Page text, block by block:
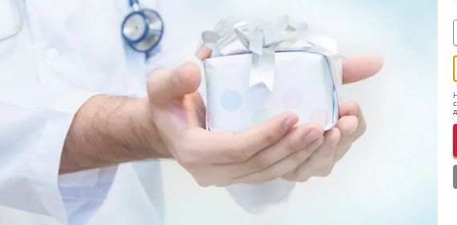
есть возможность приехать в клинику — но помощь
срочно. В этом случае подходит консультация
«Ибис» вы можете получить удалённую помощь от
удобно, без осуждения и формальностей.
проходят в виде аудио- или видеосвязи, по вашему
через защищённый канал. Поддержка возможна как разовая,